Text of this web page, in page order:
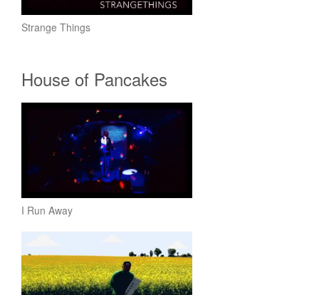
Strange Things
House of Pancakes
I Run Away